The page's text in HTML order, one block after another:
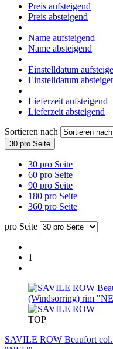
Preis aufsteigend
Preis absteigend
Name aufsteigend
Name absteigend
Einstelldatum
Einstelldatum
Lieferzeit aufsteigend
Lieferzeit absteigend
Sortieren nach
30 pro Seite
30 pro Seite
60 pro Seite
90 pro Seite
180 pro Seite
360 pro Seite
pro Seite
1
TOP
SAVILE ROW Beaufort